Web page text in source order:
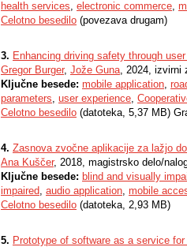
health services, electronic commerce,
Celotno besedilo (povezava drugam)
3. Enhancing driving safety through
Gregor Burger, Jože Guna, 2024, izvirni
Ključne besede: mobile application,
parameters, user experience,
Celotno besedilo (datoteka, 5,37 MB)
4. Zasnova zvočne aplikacije za lažjo
Ana Kuščer, 2018, magistrsko delo/
Ključne besede: blind and visually
impaired, audio application, mobile
Celotno besedilo (datoteka, 2,93 MB)
5. Prototype of software as a service